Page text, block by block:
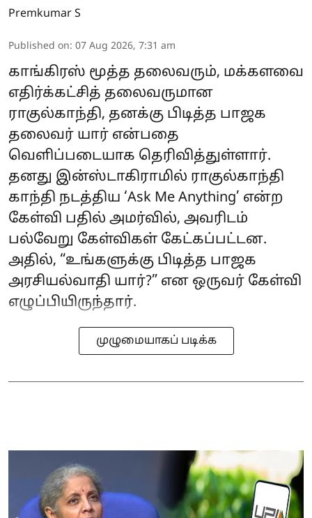
Premkumar S
Published on: 07 Aug 2026, 7:31 am
காங்கிரஸ் மூத்த தலைவரும், மக்களவை
எதிர்க்கட்சித் தலைவருமான
ராகுல்காந்தி, தனக்கு பிடித்த பாஜக
தலைவர் யார் என்பதை
வெளிப்படையாக தெரிவித்துள்ளார்.
தனது இன்ஸ்டாகிராமில் ராகுல்காந்தி
காந்தி நடத்திய ‘Ask Me Anything’ என்ற
கேள்வி பதில் அமர்வில், அவரிடம்
பல்வேறு கேள்விகள் கேட்கப்பட்டன.
அதில், “உங்களுக்கு பிடித்த பாஜக
அரசியல்வாதி யார்?” என ஒருவர் கேள்வி
எழுப்பியிருந்தார்.
முழுமையாகப் படிக்க